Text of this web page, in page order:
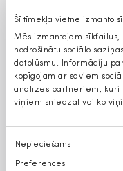
Šī tīmekļa vietne izmanto
Mēs izmantojam
nodrošinātu sociālo
datplūsmu. Informāciju
kopīgojam ar saviem
analīzes partneriem, kuri
viņiem sniedzat vai ko
Piekrišanas
izvēle
Nepieciešams
Preferences